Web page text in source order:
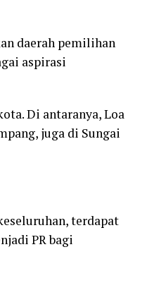
daerah pemilihan
aspirasi
Di antaranya, Loa
juga di Sungai
terdapat
PR bagi